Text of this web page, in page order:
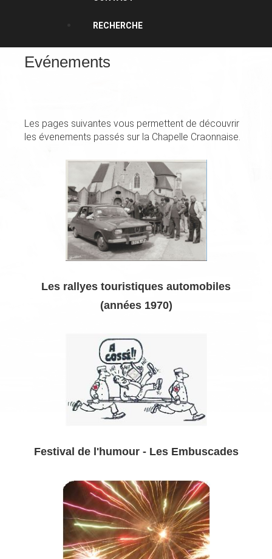
RECHERCHE
Evénements
Les pages suivantes vous permettent de découvrir
les évenements passés sur la Chapelle Craonnaise.
Les rallyes touristiques automobiles
(années 1970)
Festival de l'humour - Les Embuscades